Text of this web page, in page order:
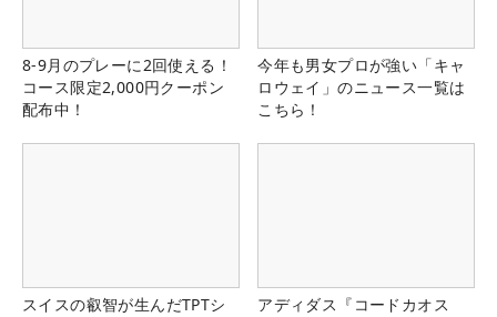
8-9月のプレーに2回使える！
コース限定2,000円クーポン
配布中！
今年も男女プロが強い「キャ
ロウェイ」のニュース一覧は
こちら！
スイスの叡智が生んだTPTシ
アディダス『コードカオス